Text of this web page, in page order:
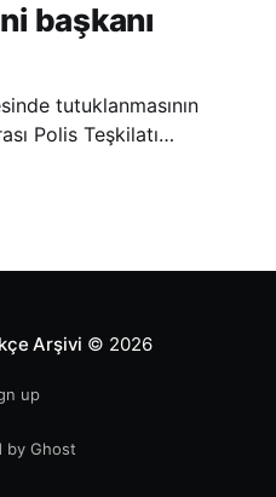
başkanı
tutuklanmasının
Polis Teşkilatı
Arşivi © 2026
up
by Ghost